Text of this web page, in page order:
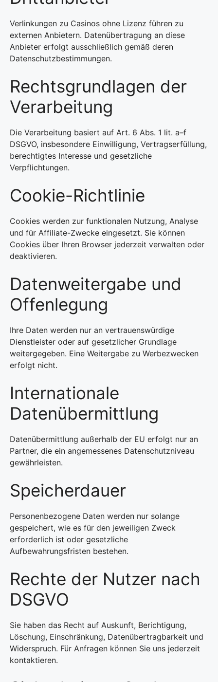
Verlinkungen zu Casinos ohne Lizenz führen zu
externen Anbietern. Datenübertragung an diese
Anbieter erfolgt ausschließlich gemäß deren
Datenschutzbestimmungen.
Rechtsgrundlagen der
Verarbeitung
Die Verarbeitung basiert auf Art. 6 Abs. 1 lit. a–f
DSGVO, insbesondere Einwilligung, Vertragserfüllung,
berechtigtes Interesse und gesetzliche
Verpflichtungen.
Cookie-Richtlinie
Cookies werden zur funktionalen Nutzung, Analyse
und für Affiliate-Zwecke eingesetzt. Sie können
Cookies über Ihren Browser jederzeit verwalten oder
deaktivieren.
Datenweitergabe und
Offenlegung
Ihre Daten werden nur an vertrauenswürdige
Dienstleister oder auf gesetzlicher Grundlage
weitergegeben. Eine Weitergabe zu Werbezwecken
erfolgt nicht.
Internationale
Datenübermittlung
Datenübermittlung außerhalb der EU erfolgt nur an
Partner, die ein angemessenes Datenschutzniveau
gewährleisten.
Speicherdauer
Personenbezogene Daten werden nur solange
gespeichert, wie es für den jeweiligen Zweck
erforderlich ist oder gesetzliche
Aufbewahrungsfristen bestehen.
Rechte der Nutzer nach
DSGVO
Sie haben das Recht auf Auskunft, Berichtigung,
Löschung, Einschränkung, Datenübertragbarkeit und
Widerspruch. Für Anfragen können Sie uns jederzeit
kontaktieren.